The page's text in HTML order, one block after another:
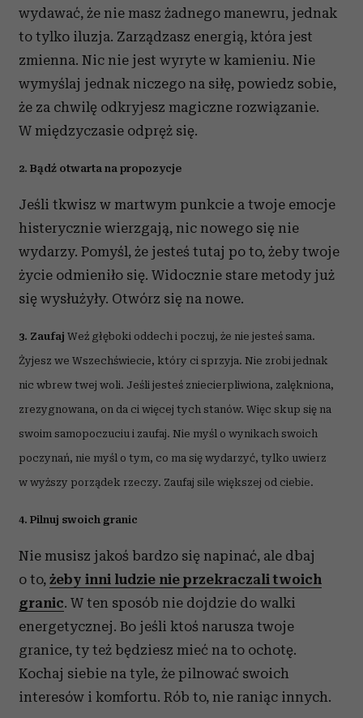
wydawać, że nie masz żadnego manewru, jednak
to tylko iluzja. Zarządzasz energią, która jest
zmienna. Nic nie jest wyryte w kamieniu. Nie
wymyślaj jednak niczego na siłę, powiedz sobie,
że za chwilę odkryjesz magiczne rozwiązanie.
W międzyczasie odpręż się.
2. Bądź otwarta na propozycje
Jeśli tkwisz w martwym punkcie a twoje emocje
histerycznie wierzgają, nic nowego się nie
wydarzy. Pomyśl, że jesteś tutaj po to, żeby twoje
życie odmieniło się. Widocznie stare metody już
się wysłużyły. Otwórz się na nowe.
3. Zaufaj Weź głęboki oddech i poczuj, że nie jesteś sama.
Żyjesz we Wszechświecie, który ci sprzyja. Nie zrobi jednak
nic wbrew twej woli. Jeśli jesteś zniecierpliwiona, zalękniona,
zrezygnowana, on da ci więcej tych stanów. Więc skup się na
swoim samopoczuciu i zaufaj. Nie myśl o wynikach swoich
poczynań, nie myśl o tym, co ma się wydarzyć, tylko uwierz
w wyższy porządek rzeczy. Zaufaj sile większej od ciebie.
4. Pilnuj swoich granic
Nie musisz jakoś bardzo się napinać, ale dbaj
o to, żeby inni ludzie nie przekraczali twoich
granic. W ten sposób nie dojdzie do walki
energetycznej. Bo jeśli ktoś narusza twoje
granice, ty też będziesz mieć na to ochotę.
Kochaj siebie na tyle, że pilnować swoich
interesów i komfortu. Rób to, nie raniąc innych.